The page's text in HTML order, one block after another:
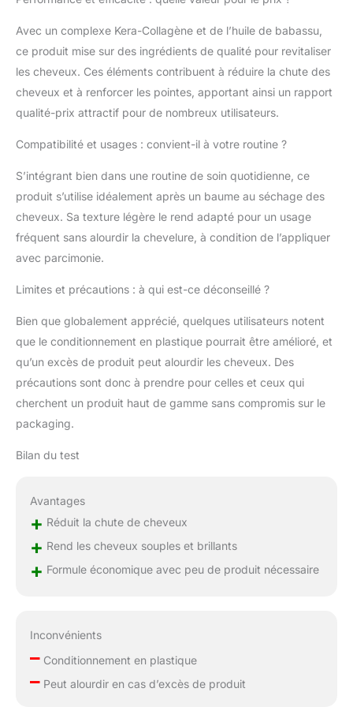
Avec un complexe Kera-Collagène et de l’huile de babassu,
ce produit mise sur des ingrédients de qualité pour revitaliser
les cheveux. Ces éléments contribuent à réduire la chute des
cheveux et à renforcer les pointes, apportant ainsi un rapport
qualité-prix attractif pour de nombreux utilisateurs.
Compatibilité et usages : convient-il à votre routine ?
S’intégrant bien dans une routine de soin quotidienne, ce
produit s’utilise idéalement après un baume au séchage des
cheveux. Sa texture légère le rend adapté pour un usage
fréquent sans alourdir la chevelure, à condition de l’appliquer
avec parcimonie.
Limites et précautions : à qui est-ce déconseillé ?
Bien que globalement apprécié, quelques utilisateurs notent
que le conditionnement en plastique pourrait être amélioré, et
qu’un excès de produit peut alourdir les cheveux. Des
précautions sont donc à prendre pour celles et ceux qui
cherchent un produit haut de gamme sans compromis sur le
packaging.
Bilan du test
Avantages
+ Réduit la chute de cheveux
+ Rend les cheveux souples et brillants
+ Formule économique avec peu de produit nécessaire
Inconvénients
–Conditionnement en plastique
–Peut alourdir en cas d’excès de produit